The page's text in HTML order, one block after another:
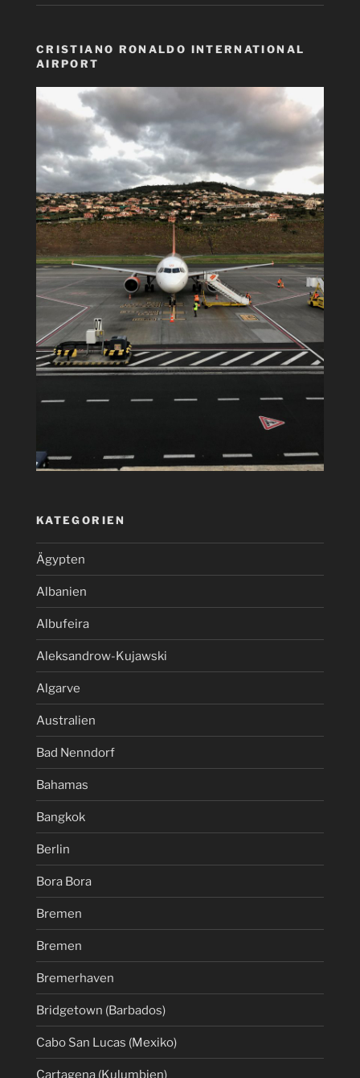
CRISTIANO RONALDO INTERNATIONAL
AIRPORT
KATEGORIEN
Ägypten
Albanien
Albufeira
Aleksandrow-Kujawski
Algarve
Australien
Bad Nenndorf
Bahamas
Bangkok
Berlin
Bora Bora
Bremen
Bremen
Bremerhaven
Bridgetown (Barbados)
Cabo San Lucas (Mexiko)
Cartagena (Kulumbien)